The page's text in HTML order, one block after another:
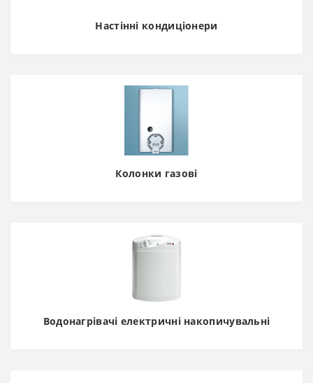
Настінні кондиціонери
Колонки газові
Водонагрівачі електричні накопичувальні